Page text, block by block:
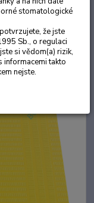
žlutá
stomatologické
že jste
Sb., o regulaci
si vědom(a) rizik,
informacemi takto
nejste.